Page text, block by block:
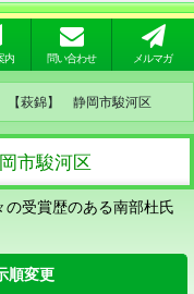
内 問い合わせ メルマガ
【萩錦】 静岡市駿河区
市駿河区
受賞歴のある南部杜氏
順変更